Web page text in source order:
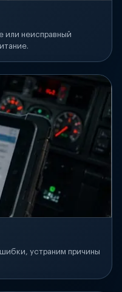
или неисправный
устраним причины